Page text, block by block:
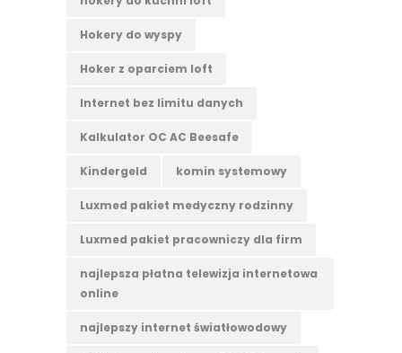
Hokery do wyspy
Hoker z oparciem loft
Internet bez limitu danych
Kalkulator OC AC Beesafe
Kindergeld komin systemowy
Luxmed pakiet medyczny rodzinny
Luxmed pakiet pracowniczy dla firm
najlepsza płatna telewizja internetowa
online
najlepszy internet światłowodowy